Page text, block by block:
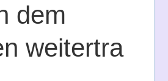
dem
weitertra